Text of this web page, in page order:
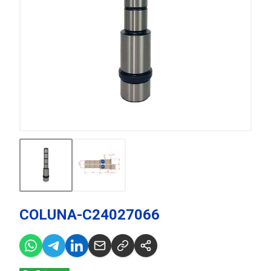
COLUNA-C24027066